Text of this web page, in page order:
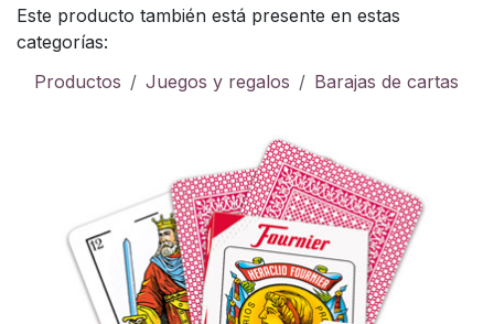
Este producto también está presente en estas
categorías:
Productos
Juegos y regalos Barajas de cartas